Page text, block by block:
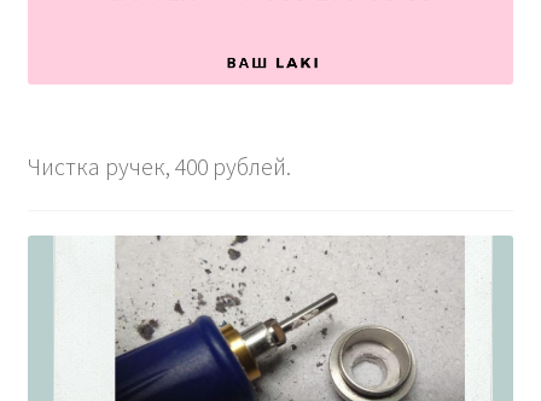
Чистка ручек, 400 рублей.